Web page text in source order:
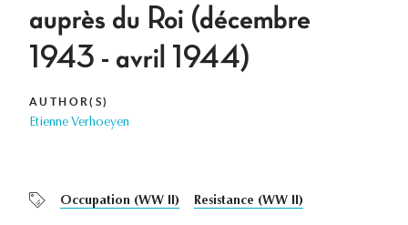
auprès du Roi (décembre
1943 - avril 1944)
AUTHOR(S)
Etienne Verhoeyen
Occupation (WW II) Resistance (WW II)